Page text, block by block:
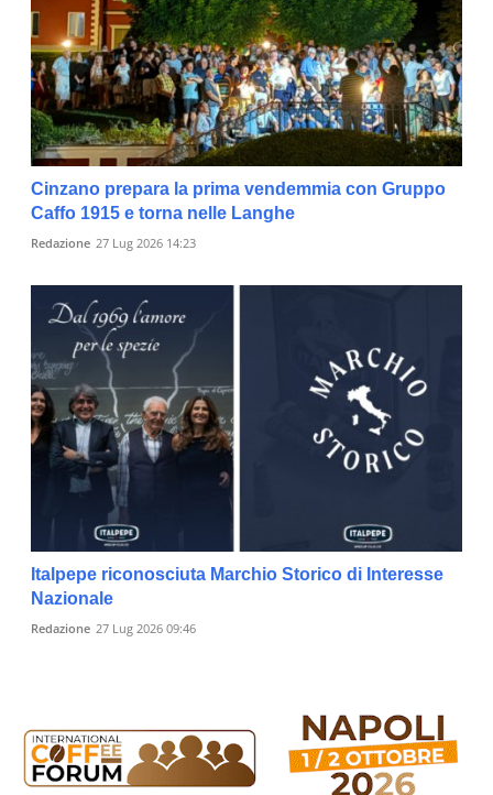
Cinzano prepara la prima vendemmia con Gruppo
Caffo 1915 e torna nelle Langhe
Redazione 27 Lug 2026 14:23
Italpepe riconosciuta Marchio Storico di Interesse
Nazionale
Redazione 27 Lug 2026 09:46